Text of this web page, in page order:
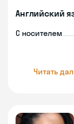
Английский
С носителем
Читать